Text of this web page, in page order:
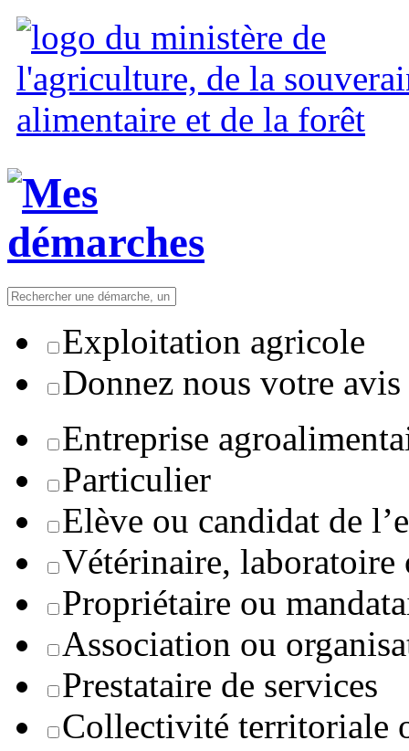
Exploitation agricole
Donnez nous votre avis
Entreprise
Particulier
Elève ou candidat de
Vétérinaire, laboratoire
Propriétaire ou
Association ou
Prestataire de services
Collectivité territoriale